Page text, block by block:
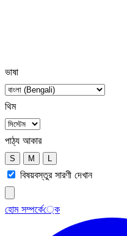
ভাষা
থিম
পাঠ্য আকার
S M L
বিষয়বস্তুর সারণী দেখান
হোম সম্পর্কে